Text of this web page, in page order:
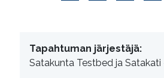
Tapahtuman järjestäjä:
Satakunta Testbed ja